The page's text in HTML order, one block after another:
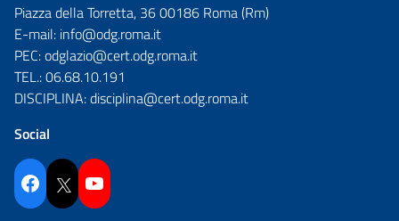
Piazza della Torretta, 36 00186 Roma (Rm)
E-mail: info@odg.roma.it
PEC:odglazio@cert.odg.roma.it
TEL.:06.68.10.191
DISCIPLINA:disciplina@cert.odg.roma.it
Social
Facebook Twitter YouTube